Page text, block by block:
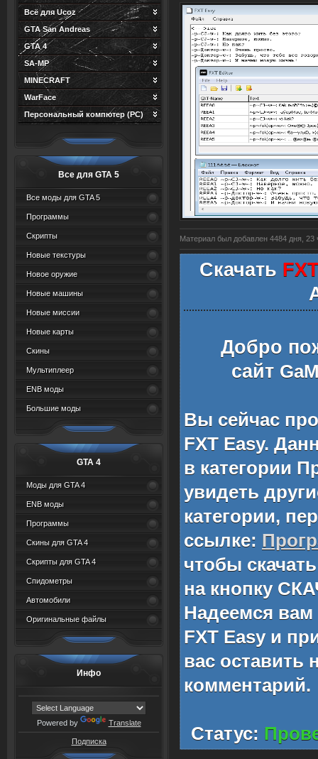
Всё для Ucoz
GTA San Andreas
GTA 4
SA-MP
MINECRAFT
WarFace
Персональный компютер (PC)
Все для GTA 5
Все моды для GTA 5
Программы
Скрипты
Новые текстуры
Новое оружие
Новые машины
Новые миссии
Новые карты
Скины
Мультиплеер
ENB моды
Большие моды
GTA 4
Моды для GTA 4
ENB моды
Программы
Скины для GTA 4
Скрипты для GTA 4
Спидометры
Автомобили
Оригинальные файлы
Инфо
Powered by Translate
Подписка
Материал был добавлен 4484 дня, 23
Скачать
Добро
сайт
Вы сейчас
FXT Easy.
в категории
увидеть
категории,
ссылке:
чтобы
на кнопку
Надеемся
FXT Easyи
вас оставить
комментарий.
Статус: